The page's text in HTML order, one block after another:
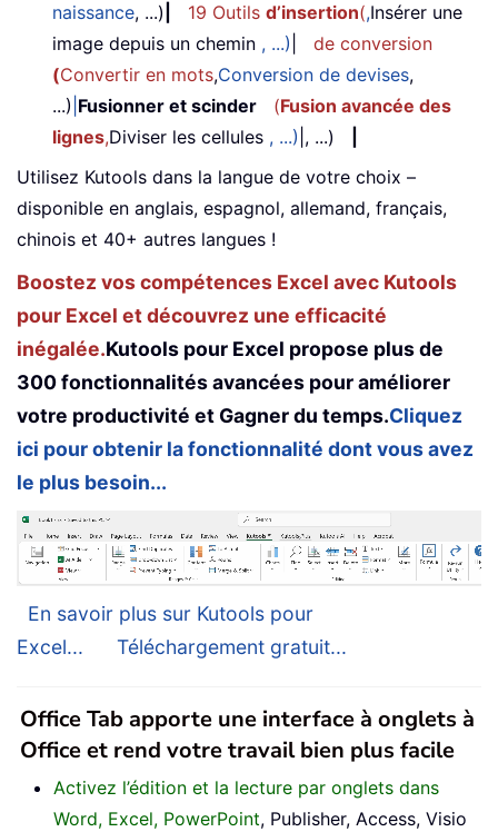
naissance, ...) 19 Outils d’insertion(,Insérer une
image depuis un chemin , ...)
de conversion
(Convertir en mots,Conversion de devises,
...) Fusionner et scinder (Fusion avancée des
lignes,Diviser les cellules , ...) |, ...)
Utilisez Kutools dans la langue de votre choix –
disponible en anglais, espagnol, allemand, français,
chinois et 40+ autres langues !
Boostez vos compétences Excel avec Kutools
pour Excel et découvrez une efficacité
inégalée.Kutools pour Excel propose plus de
300 fonctionnalités avancées pour améliorer
votre productivité et Gagner du temps.Cliquez
ici pour obtenir la fonctionnalité dont vous avez
le plus besoin...
En savoir plus sur Kutools pour
Excel...
Téléchargement gratuit...
Office Tab apporte une interface à onglets à
Office et rend votre travail bien plus facile
Activez l’édition et la lecture par onglets dans
Word, Excel, PowerPoint, Publisher, Access, Visio